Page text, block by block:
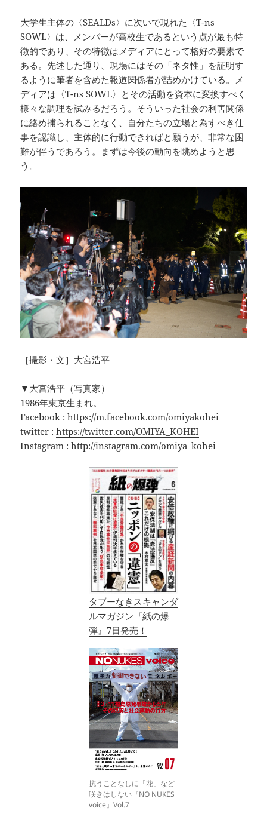
大学生主体の〈SEALDs〉に次いで現れた〈T-ns
SOWL〉は、メンバーが高校生であるという点が最も特
徴的であり、その特徴はメディアにとって格好の要素で
ある。先述した通り、現場にはその「ネタ性」を証明す
るように筆者を含めた報道関係者が詰めかけている。メ
ディアは〈T-ns SOWL〉とその活動を資本に変換すべく
様々な調理を試みるだろう。そういった社会の利害関係
に絡め捕られることなく、自分たちの立場と為すべき仕
事を認識し、主体的に行動できればと願うが、非常な困
難が伴うであろう。まずは今後の動向を眺めようと思
う。
［撮影・文］大宮浩平
▼大宮浩平（写真家）
1986年東京生まれ。
Facebook :https://m.facebook.com/omiyakohei
twitter :https://twitter.com/OMIYA_KOHEI
Instagram :http://instagram.com/omiya_kohei
タブーなきスキャンダ
ルマガジン『紙の爆
弾』7日発売！
抗うことなしに「花」など
咲きはしない『NO NUKES
voice』Vol.7